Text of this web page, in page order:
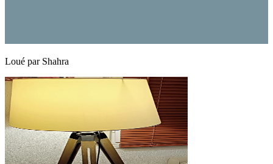
Loué par Shahra